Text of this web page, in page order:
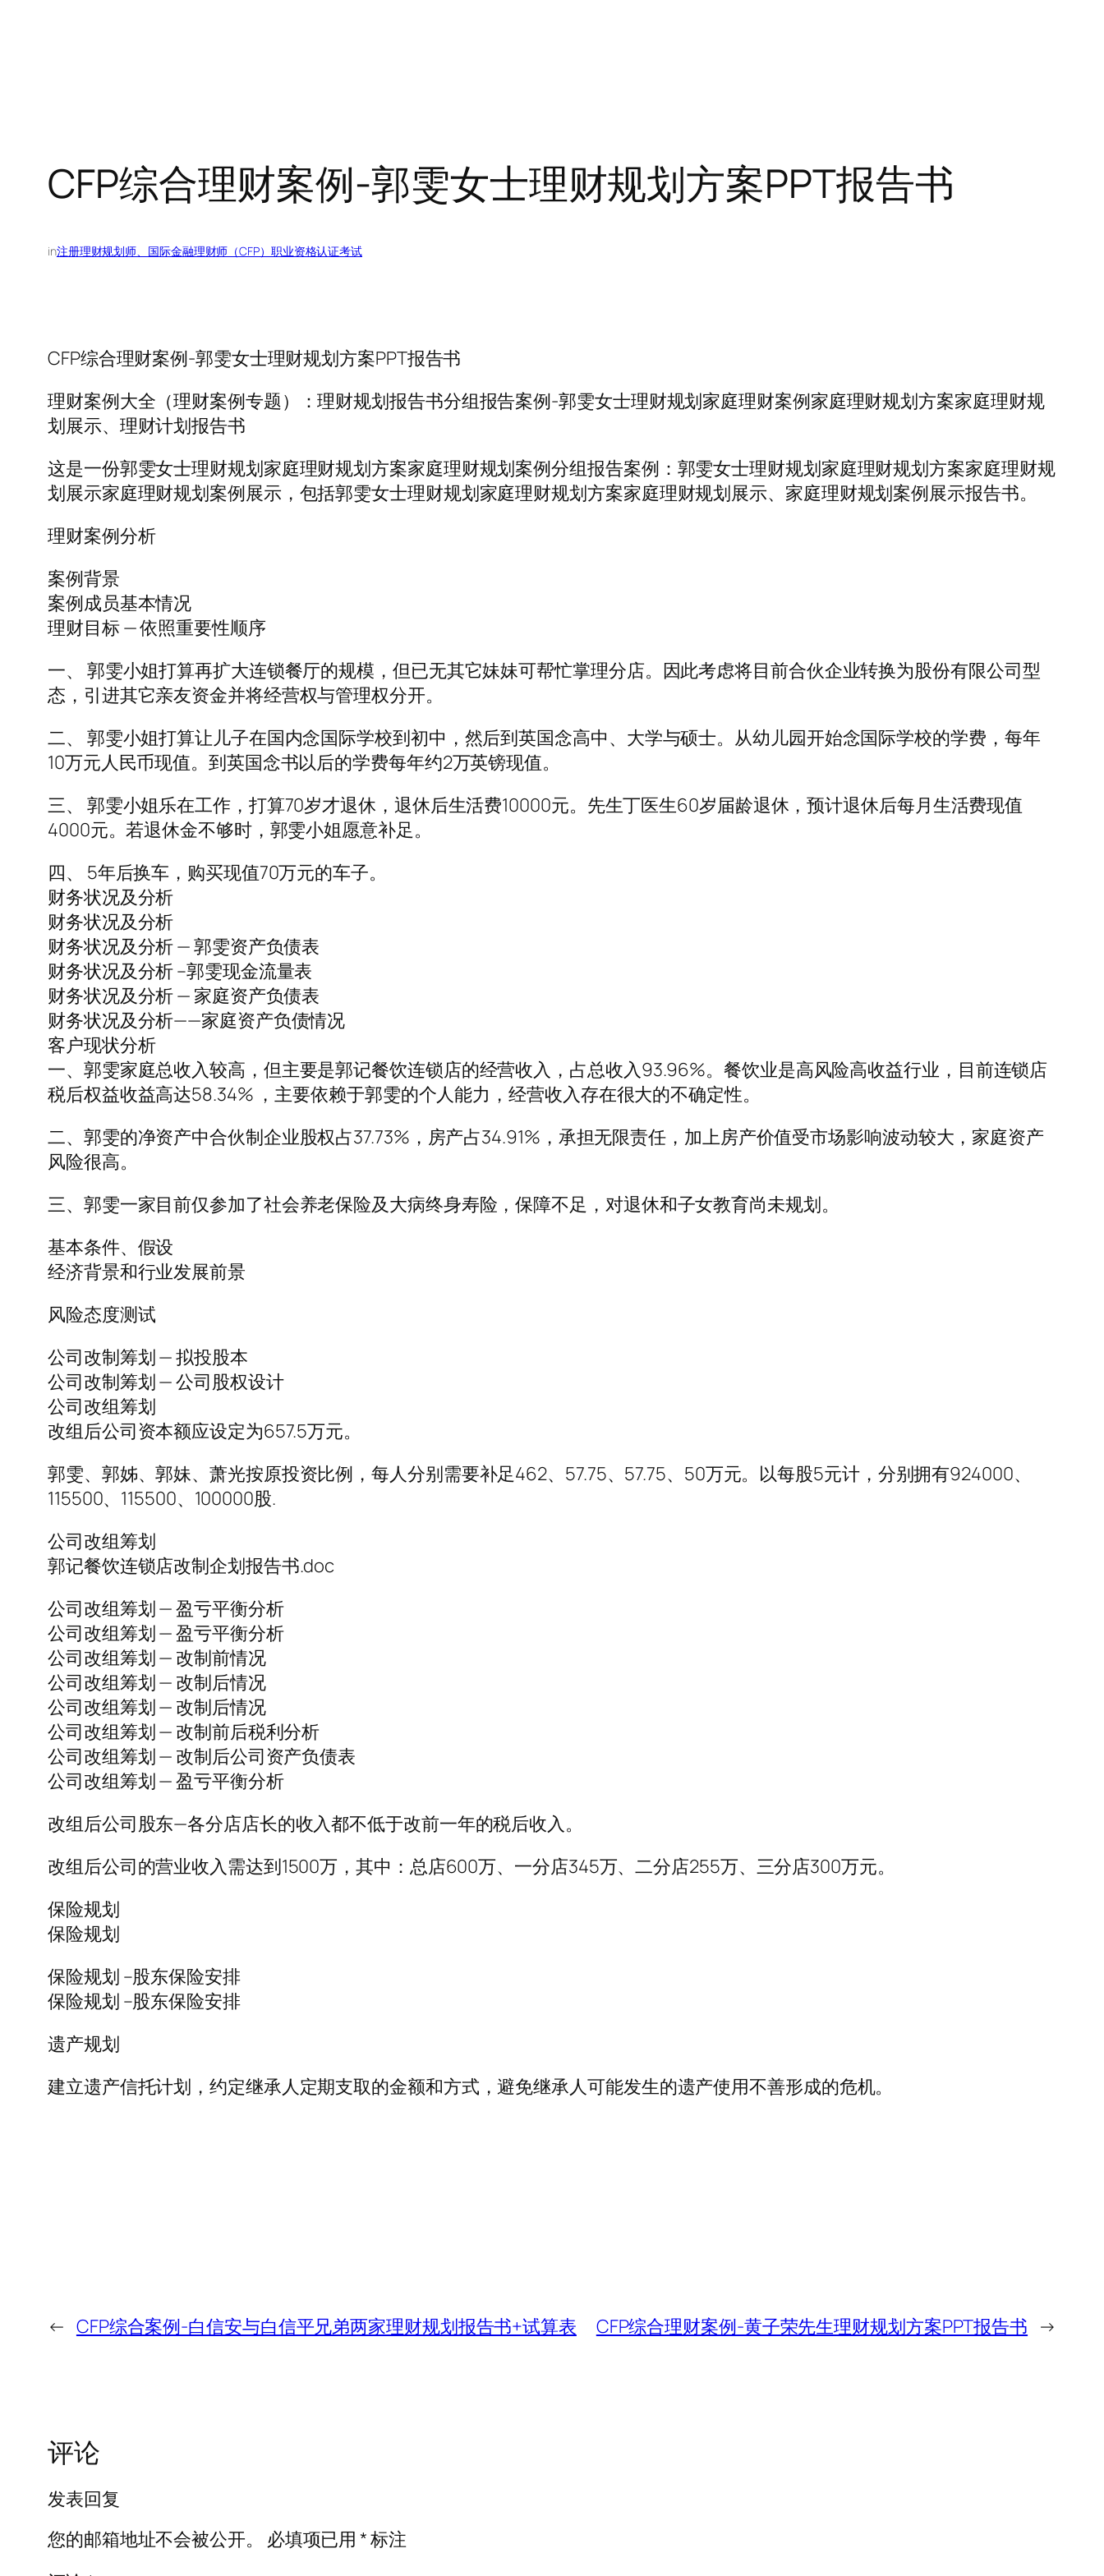
CFP综合理财案例-郭雯女士理财规划方案PPT报告书
in注册理财规划师、国际金融理财师（CFP）职业资格认证考试
CFP综合理财案例-郭雯女士理财规划方案PPT报告书
理财案例大全（理财案例专题）：理财规划报告书分组报告案例-郭雯女士理财规划家庭理财案例家庭理财规划方案家庭理财规
划展示、理财计划报告书
这是一份郭雯女士理财规划家庭理财规划方案家庭理财规划案例分组报告案例：郭雯女士理财规划家庭理财规划方案家庭理财规
划展示家庭理财规划案例展示，包括郭雯女士理财规划家庭理财规划方案家庭理财规划展示、家庭理财规划案例展示报告书。
理财案例分析
案例背景
案例成员基本情况
理财目标 — 依照重要性顺序
一、 郭雯小姐打算再扩大连锁餐厅的规模，但已无其它妹妹可帮忙掌理分店。因此考虑将目前合伙企业转换为股份有限公司型
态，引进其它亲友资金并将经营权与管理权分开。
二、 郭雯小姐打算让儿子在国内念国际学校到初中，然后到英国念高中、大学与硕士。从幼儿园开始念国际学校的学费，每年
10万元人民币现值。到英国念书以后的学费每年约2万英镑现值。
三、 郭雯小姐乐在工作，打算70岁才退休，退休后生活费10000元。先生丁医生60岁届龄退休，预计退休后每月生活费现值
4000元。若退休金不够时，郭雯小姐愿意补足。
四、 5年后换车，购买现值70万元的车子。
财务状况及分析
财务状况及分析
财务状况及分析 — 郭雯资产负债表
财务状况及分析 –郭雯现金流量表
财务状况及分析 — 家庭资产负债表
财务状况及分析——家庭资产负债情况
客户现状分析
一、郭雯家庭总收入较高，但主要是郭记餐饮连锁店的经营收入，占总收入93.96%。餐饮业是高风险高收益行业，目前连锁店
税后权益收益高达58.34% ，主要依赖于郭雯的个人能力，经营收入存在很大的不确定性。
二、郭雯的净资产中合伙制企业股权占37.73%，房产占34.91%，承担无限责任，加上房产价值受市场影响波动较大，家庭资产
风险很高。
三、郭雯一家目前仅参加了社会养老保险及大病终身寿险，保障不足，对退休和子女教育尚未规划。
基本条件、假设
经济背景和行业发展前景
风险态度测试
公司改制筹划 — 拟投股本
公司改制筹划 — 公司股权设计
公司改组筹划
改组后公司资本额应设定为657.5万元。
郭雯、郭姊、郭妹、萧光按原投资比例，每人分别需要补足462、57.75、57.75、50万元。以每股5元计，分别拥有924000、
115500、115500、100000股.
公司改组筹划
郭记餐饮连锁店改制企划报告书.doc
公司改组筹划 — 盈亏平衡分析
公司改组筹划 — 盈亏平衡分析
公司改组筹划 — 改制前情况
公司改组筹划 — 改制后情况
公司改组筹划 — 改制后情况
公司改组筹划 — 改制前后税利分析
公司改组筹划 — 改制后公司资产负债表
公司改组筹划 — 盈亏平衡分析
改组后公司股东—各分店店长的收入都不低于改前一年的税后收入。
改组后公司的营业收入需达到1500万，其中：总店600万、一分店345万、二分店255万、三分店300万元。
保险规划
保险规划
保险规划 –股东保险安排
保险规划 –股东保险安排
遗产规划
建立遗产信托计划，约定继承人定期支取的金额和方式，避免继承人可能发生的遗产使用不善形成的危机。
← CFP综合案例-白信安与白信平兄弟两家理财规划报告书+试算表 CFP综合理财案例-黄子荣先生理财规划方案PPT报告书 →
评论
发表回复
您的邮箱地址不会被公开。
必填项已用*标注